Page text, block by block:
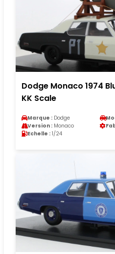
Dodge Monaco 1974
KK Scale
Marque : Dodge
Version : Monaco
Echelle : 1/24